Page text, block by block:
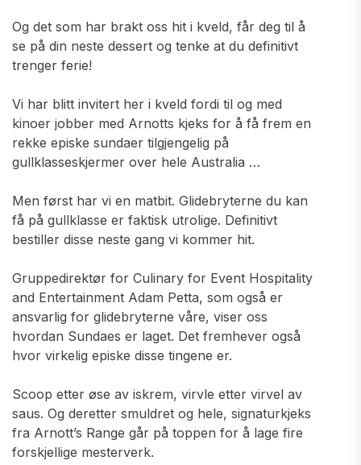
Og det som har brakt oss hit i kveld, får deg til å
se på din neste dessert og tenke at du definitivt
trenger ferie!
Vi har blitt invitert her i kveld fordi til og med
kinoer jobber med Arnotts kjeks for å få frem en
rekke episke sundaer tilgjengelig på
gullklasseskjermer over hele Australia …
Men først har vi en matbit. Glidebryterne du kan
få på gullklasse er faktisk utrolige. Definitivt
bestiller disse neste gang vi kommer hit.
Gruppedirektør for Culinary for Event Hospitality
and Entertainment Adam Petta, som også er
ansvarlig for glidebryterne våre, viser oss
hvordan Sundaes er laget. Det fremhever også
hvor virkelig episke disse tingene er.
Scoop etter øse av iskrem, virvle etter virvel av
saus. Og deretter smuldret og hele, signaturkjeks
fra Arnott’s Range går på toppen for å lage fire
forskjellige mesterverk.